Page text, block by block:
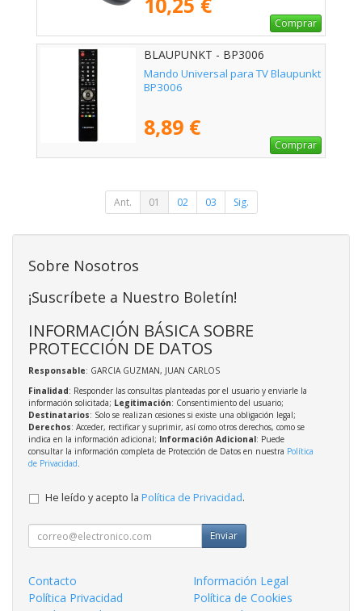
Comprar
BLAUPUNKT - BP3006
Mando Universal para TV Blaupunkt
BP3006
8,89 €
Comprar
Ant. 01 02 03 Sig.
Sobre Nosotros
¡Suscríbete a Nuestro Boletín!
INFORMACIÓN BÁSICA SOBRE
PROTECCIÓN DE DATOS
Responsable: GARCIA GUZMAN, JUAN CARLOS
Finalidad: Responder las consultas planteadas por el usuario y enviarle la
información solicitada; Legitimación: Consentimiento del usuario;
Destinatarios: Solo se realizan cesiones si existe una obligación legal;
Derechos: Acceder, rectificar y suprimir, así como otros derechos, como se
indica en la información adicional; Información Adicional: Puede
consultar la información completa de Protección de Datos en nuestra Política
de Privacidad.
He leído y acepto la Política de Privacidad.
Enviar
Contacto
Información Legal
Política Privacidad
Política de Cookies